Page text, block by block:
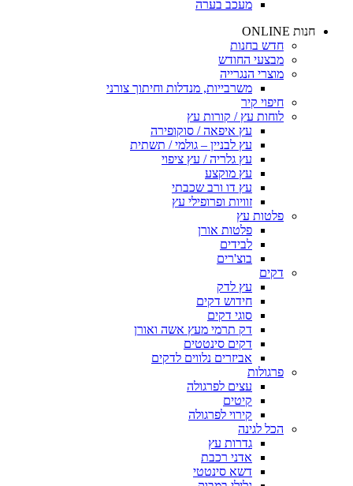
מעכב בערה
חנות ONLINE
חדש בחנות
מבצעי החודש
מוצרי הנגרייה
משרבייות, מנדלות וחיתוך צורני
חיפוי קיר
לוחות עץ / קורות עץ
עץ איפאה / סוקופירה
עץ לבניין – גולמי / תשתית
עץ גלריה / עץ ציפוי
עץ מוקצע
עץ דו ורב שכבתי
זוויות ופרופילי עץ
פלטות עץ
פלטות אורן
לבידים
בוצ'רים
דקים
עץ לדק
חידוש דקים
סוגי דקים
דק תרמי מעץ אשה ואורן
דקים סינטטים
אביזרים נלווים לדקים
פרגולות
עצים לפרגולה
קיטים
קירוי לפרגולה
הכל לגינה
גדרות עץ
אדני רכבת
דשא סינטטי